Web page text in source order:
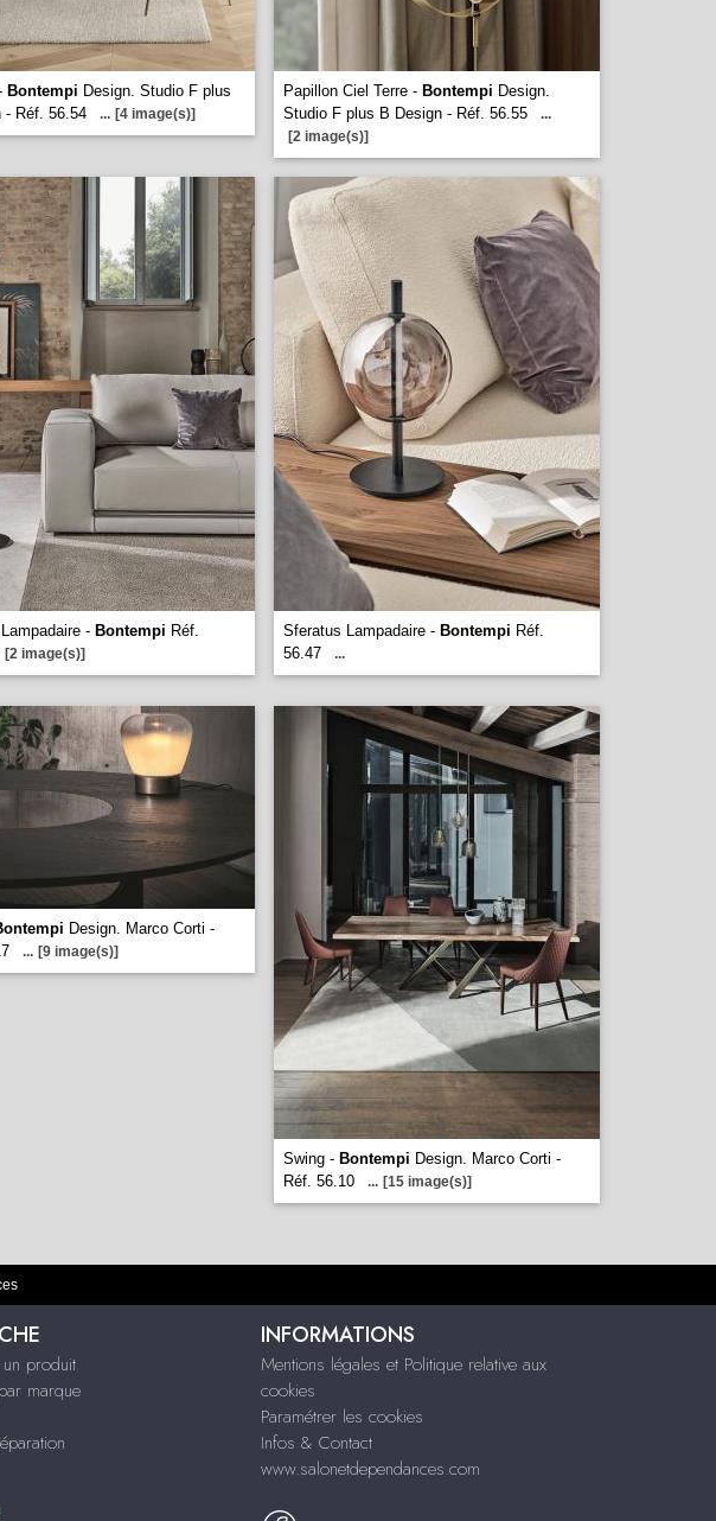
Bontempi Design. Studio F plus
- Réf. 56.54
... [4 image(s)]
Papillon Ciel Terre - Bontempi Design.
Studio F plus B Design - Réf. 56.55
...
[2 image(s)]
- Bontempi Réf.
[2 image(s)]
Sferatus Lampadaire - Bontempi Réf.
56.47
...
Design. Marco Corti -
... [9 image(s)]
Swing - Bontempi Design. Marco Corti -
Réf. 56.10
... [15 image(s)]
un produit
marque
INFORMATIONS
Mentions légales et Politique relative aux
cookies
Paramétrer les cookies
Infos & Contact
www.salonetdependances.com